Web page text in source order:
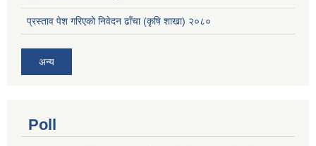
प्रस्ताव पेश गरिएको निवेदन ढाँचा (कृषि शाखा) २०८०
अन्य
Poll